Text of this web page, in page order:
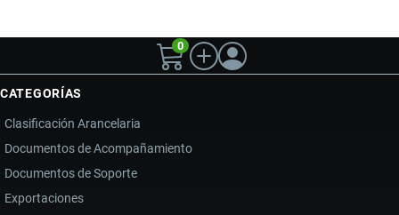
0
CATEGORÍAS
Clasificación Arancelaria
Documentos de Acompañamiento
Documentos de Soporte
Exportaciones